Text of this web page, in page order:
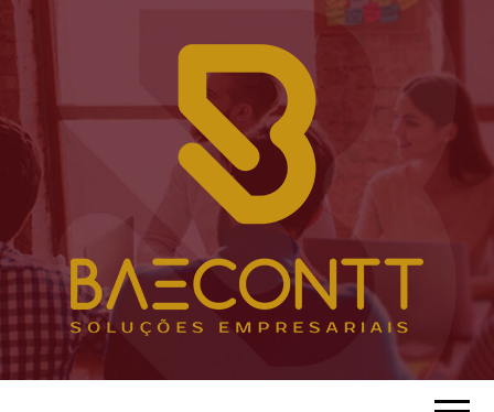
BAECONTT
Loto Baecontt Soluções Empresariais